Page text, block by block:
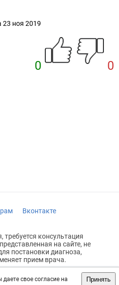
свое согласие на
Принять
ноя 2019
0 0
Вконтакте
консультация
на сайте, не
постановки диагноза,
прием врача.